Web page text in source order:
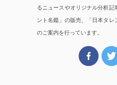
るニュースやオリジナル分析記
ント名鑑」の販売、「日本タ
のご案内を行っています。